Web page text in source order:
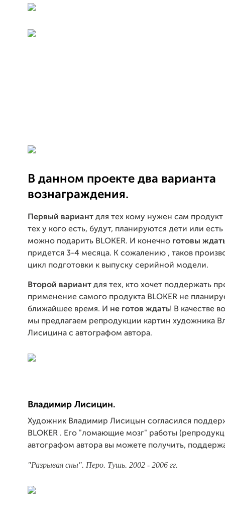
В данном проекте два варианта
вознаграждения.
Первый вариант для тех кому нужен сам продукт
тех у кого есть, будут, планируются дети или
можно подарить BLOKER. И конечно готовы
придется 3-4 месяца. К сожалению , таков
цикл подготовки к выпуску серийной модели.
Второй вариант для тех, кто хочет поддержать
применение самого продукта BLOKER не
ближайшее время. И не готов ждать! В качестве
мы предлагаем репродукции картин художника
Лисицина с автографом автора.
Владимир Лисицин.
Художник Владимир Лисицын согласился
BLOKER . Его "ломающие мозг" работы
автографом автора вы можете получить,
"Разрывая сны". Перо. Тушь. 2002 - 2006 гг.